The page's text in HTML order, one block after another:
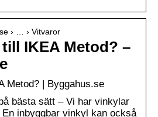
› … › Vitvaror
IKEA Metod? –
Metod? | Byggahus.se
bästa sätt – Vi har vinkylar
inbyggbar vinkyl kan också